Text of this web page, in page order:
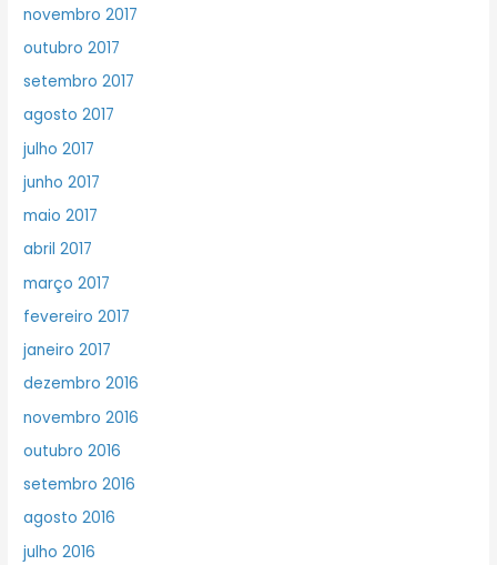
novembro 2017
outubro 2017
setembro 2017
agosto 2017
julho 2017
junho 2017
maio 2017
abril 2017
março 2017
fevereiro 2017
janeiro 2017
dezembro 2016
novembro 2016
outubro 2016
setembro 2016
agosto 2016
julho 2016